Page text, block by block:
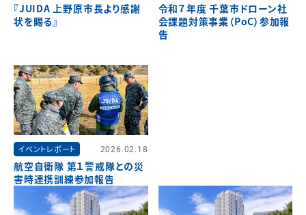
『JUIDA 上野原市長より感謝
状を賜る』
令和７年度 千葉市ドローン社
会課題対策事業（PoC）参加報
告
イベントレポート 2026.02.18
航空自衛隊 第１警戒隊との災
害時連携訓練参加報告